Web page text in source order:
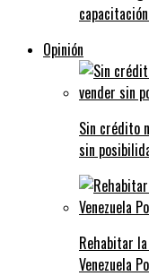
Opinión
Sin crédito
sin
Rehabitar
Venezuela